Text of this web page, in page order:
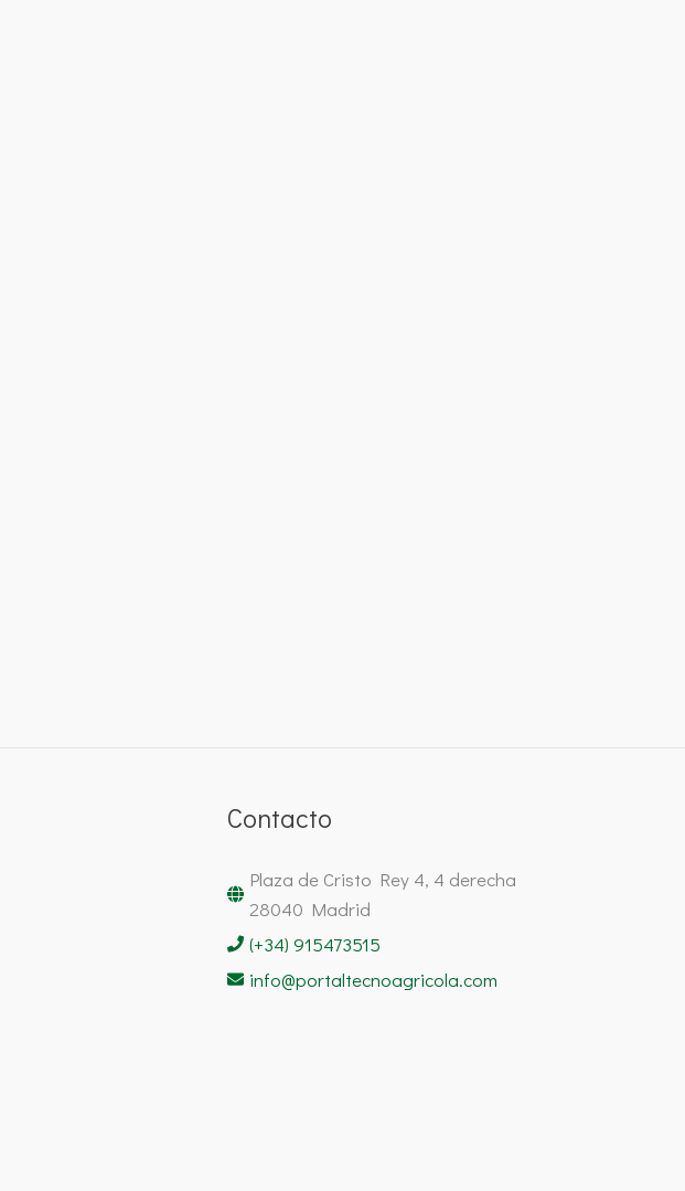
Contacto
Plaza de Cristo Rey 4, 4 derecha
28040 Madrid
(+34) 915473515
info@portaltecnoagricola.com